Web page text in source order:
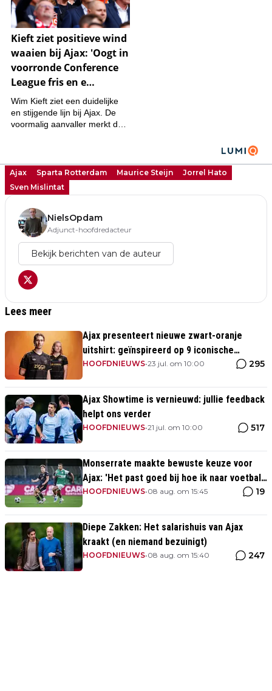
Ajax Sparta Rotterdam Maurice Steijn
Jorrel Hato
Sven Mislintat
NielsOpdam
Adjunct-hoofdredacteur
Bekijk berichten van de auteur
Lees meer
Ajax presenteert nieuwe zwart-oranje
uitshirt: geïnspireerd op 9 iconische
momenten uit clubhistorie
HOOFDNIEUWS•23 jul. om 10:00 295
Ajax Showtime is vernieuwd: jullie feedback
helpt ons verder
HOOFDNIEUWS•21 jul. om 10:00 517
Monserrate maakte bewuste keuze voor
Ajax: 'Het past goed bij hoe ik naar voetbal
kijk’
HOOFDNIEUWS•08 aug. om 15:45 19
Diepe Zakken: Het salarishuis van Ajax
kraakt (en niemand bezuinigt)
HOOFDNIEUWS•08 aug. om 15:40 247